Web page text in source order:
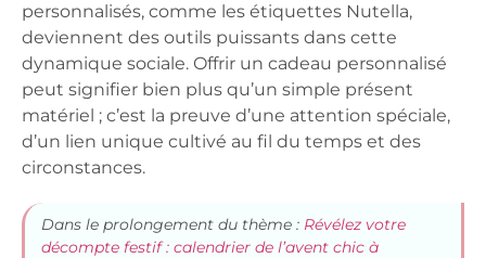
personnalisés, comme les étiquettes Nutella,
deviennent des outils puissants dans cette
dynamique sociale. Offrir un cadeau personnalisé
peut signifier bien plus qu’un simple présent
matériel ; c’est la preuve d’une attention spéciale,
d’un lien unique cultivé au fil du temps et des
circonstances.
Dans le prolongement du thème : Révélez votre
décompte festif : calendrier de l’avent chic à